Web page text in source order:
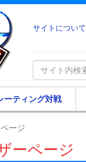
サイトについて
ーティング対戦
ージ
ーページ